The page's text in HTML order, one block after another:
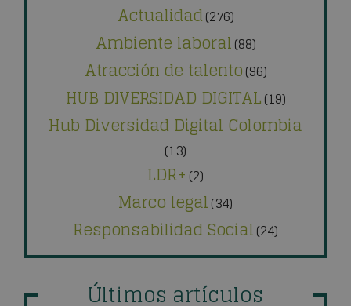
Actualidad(276)
Ambiente laboral(88)
Atracción de talento(96)
HUB DIVERSIDAD DIGITAL(19)
Hub Diversidad Digital Colombia
(13)
LDR+ (2)
Marco legal(34)
Responsabilidad Social(24)
Últimos artículos